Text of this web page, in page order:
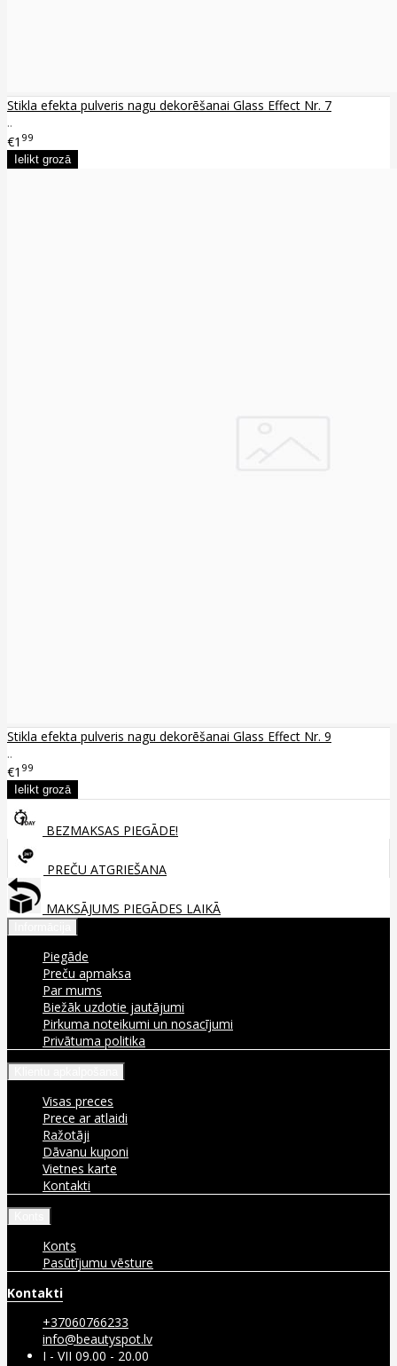
Stikla efekta pulveris nagu dekorēšanai Glass Effect Nr. 7
..
€1 99
Stikla efekta pulveris nagu dekorēšanai Glass Effect Nr. 9
..
€1 99
BEZMAKSAS PIEGĀDE!
PREČU ATGRIEŠANA
MAKSĀJUMS PIEGĀDES LAIKĀ
Piegāde
Preču apmaksa
Par mums
Biežāk uzdotie jautājumi
Pirkuma noteikumi un nosacījumi
Privātuma politika
Visas preces
Prece ar atlaidi
Ražotāji
Dāvanu kuponi
Vietnes karte
Kontakti
Konts
Pasūtījumu vēsture
Kontakti
+37060766233
info@beautyspot.lv
I - VII 09.00 - 20.00